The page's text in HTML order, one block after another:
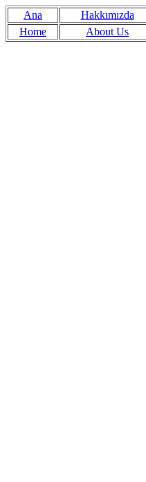
Ana Hakkımızda
Home
About Us